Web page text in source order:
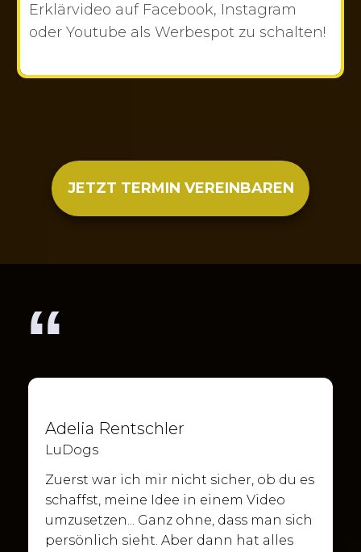
Erklärvideo auf Facebook, Instagram
oder Youtube als Werbespot zu schalten!
JETZT TERMIN VEREINBAREN
“
Adelia Rentschler
LuDogs
Zuerst war ich mir nicht sicher, ob du es
schaffst, meine Idee in einem Video
umzusetzen... Ganz ohne, dass man sich
persönlich sieht. Aber dann hat alles